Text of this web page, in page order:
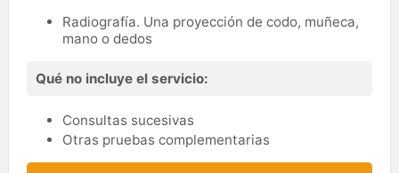
Radiografía. Una proyección de codo, muñeca,
mano o dedos
Qué no incluye el servicio:
Consultas sucesivas
Otras pruebas complementarias